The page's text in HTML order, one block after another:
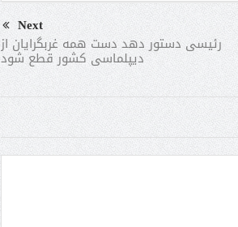
Next
رئیسی دستور دهد دست همه غربگرایان از
دیپلماسی کشور قطع شود